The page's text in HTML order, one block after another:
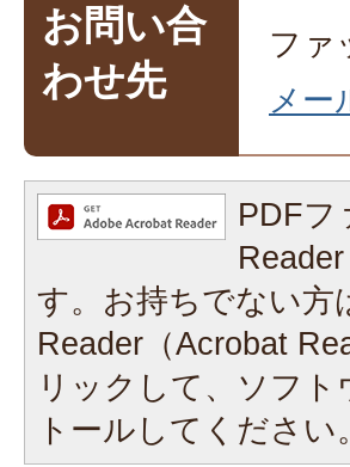
お問い合
わせ先
ファ
メー
PDFフ
す。お持ちでない方
Reader（Acrobat
リックして、ソフ
トールしてください。